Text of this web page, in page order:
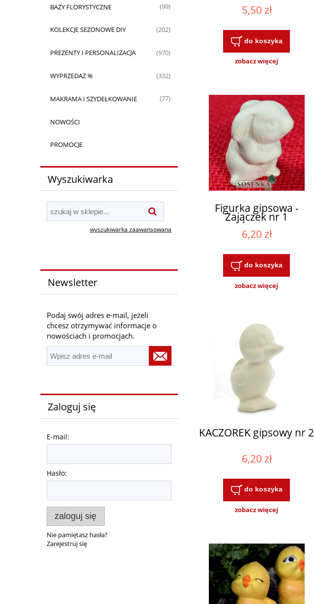
BAZY FLORYSTYCZNE (99)
KOLEKCJE SEZONOWE DIY (202)
PREZENTY I PERSONALIZACJA (970)
WYPRZEDAŻ % (332)
MAKRAMA I SZYDEŁKOWANIE (77)
NOWOŚCI
PROMOCJE
Wyszukiwarka
wyszukiwarka zaawansowana
Newsletter
Podaj swój adres e-mail, jeżeli
chcesz otrzymywać informacje o
nowościach i promocjach.
Zaloguj się
E-mail:
Hasło:
zaloguj się
Nie pamiętasz hasła?
Zarejestruj się
5,50 zł
do koszyka
zobacz więcej
Figurka gipsowa -
Zajączek nr 1
6,20 zł
do koszyka
zobacz więcej
KACZOREK gipsowy nr 2
6,20 zł
do koszyka
zobacz więcej